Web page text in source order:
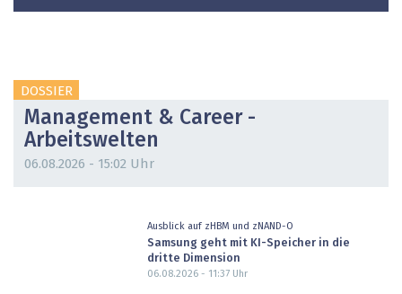
DOSSIER
Management & Career -
Arbeitswelten
06.08.2026 - 15:02 Uhr
Ausblick auf zHBM und zNAND-O
Samsung geht mit KI-Speicher in die
dritte Dimension
06.08.2026 - 11:37Uhr